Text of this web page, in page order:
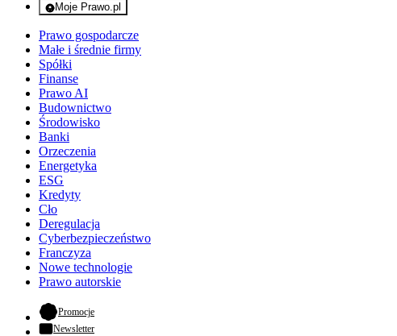
Moje Prawo.pl
- rejestracja i logowanie do serwisu
Prawo gospodarcze
Małe i średnie firmy
Spółki
Finanse
Prawo AI
Budownictwo
Środowisko
Banki
Orzeczenia
Energetyka
ESG
Kredyty
Cło
Deregulacja
Cyberbezpieczeństwo
Franczyza
Nowe technologie
Prawo autorskie
Promocje- otwiera się w nowej karcie
Newsletter